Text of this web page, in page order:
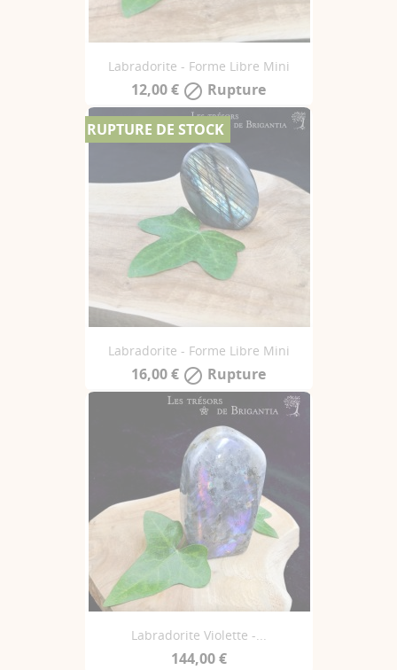
Labradorite - Forme Libre Mini
12,00 €  Rupture
Labradorite - Forme Libre Mini
16,00 €  Rupture
RUPTURE DE STOCK
Labradorite Violette -...
144,00 €